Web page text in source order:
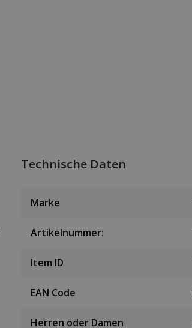
Technische Daten
Marke
Artikelnummer:
Item ID
EAN Code
Herren oder Damen